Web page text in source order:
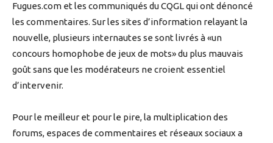
Fugues.com et les communiqués du CQGL qui ont dénoncé
les commentaires. Sur les sites d’information relayant la
nouvelle, plusieurs internautes se sont livrés à «un
concours homophobe de jeux de mots» du plus mauvais
goût sans que les modérateurs ne croient essentiel
d’intervenir.
Pour le meilleur et pour le pire, la multiplication des
forums, espaces de commentaires et réseaux sociaux a